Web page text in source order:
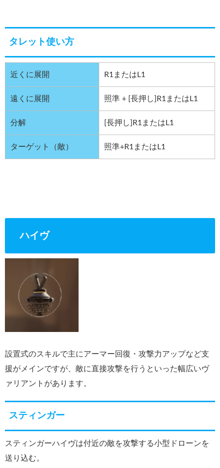
タレット使い方
近くに展開 R1またはL1
遠くに展開 照準 + [長押し]R1またはL1
分解 [長押し]R1またはL1
ターゲット（敵） 照準+R1またはL1
ハイヴ
設置式のスキルで主にアーマー回復・攻撃力アップなど支
援がメインですが、敵に直接攻撃を行うといった幅広いヴ
ァリアントがあります。
スティンガー
スティンガーハイヴは付近の敵を攻撃する小型ドローンを
送り込む。